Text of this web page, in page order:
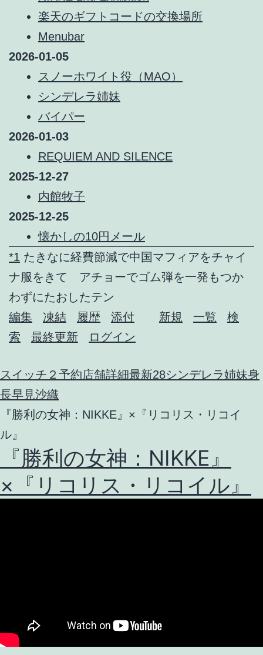
楽天のギフトコードの交換場所
Menubar
2026-01-05
スノーホワイト役（MAO）
シンデレラ姉妹
バイパー
2026-01-03
REQUIEM AND SILENCE
2025-12-27
内館牧子
2025-12-25
懐かしの10円メール
*1 たきなに経費節減で中国マフィアをチャイ
ナ服をきて アチョーでゴム弾を一発もつか
わずにたおしたテン
編集 凍結 履歴 添付 新規 一覧
検
索
最終更新 ログイン
スイッチ２予約店舗詳細最新28シンデレラ姉妹身
長早見沙織
『勝利の女神：NIKKE』×『リコリス・リコイ
ル』
『勝利の女神：NIKKE』
×『リコリス・リコイル』